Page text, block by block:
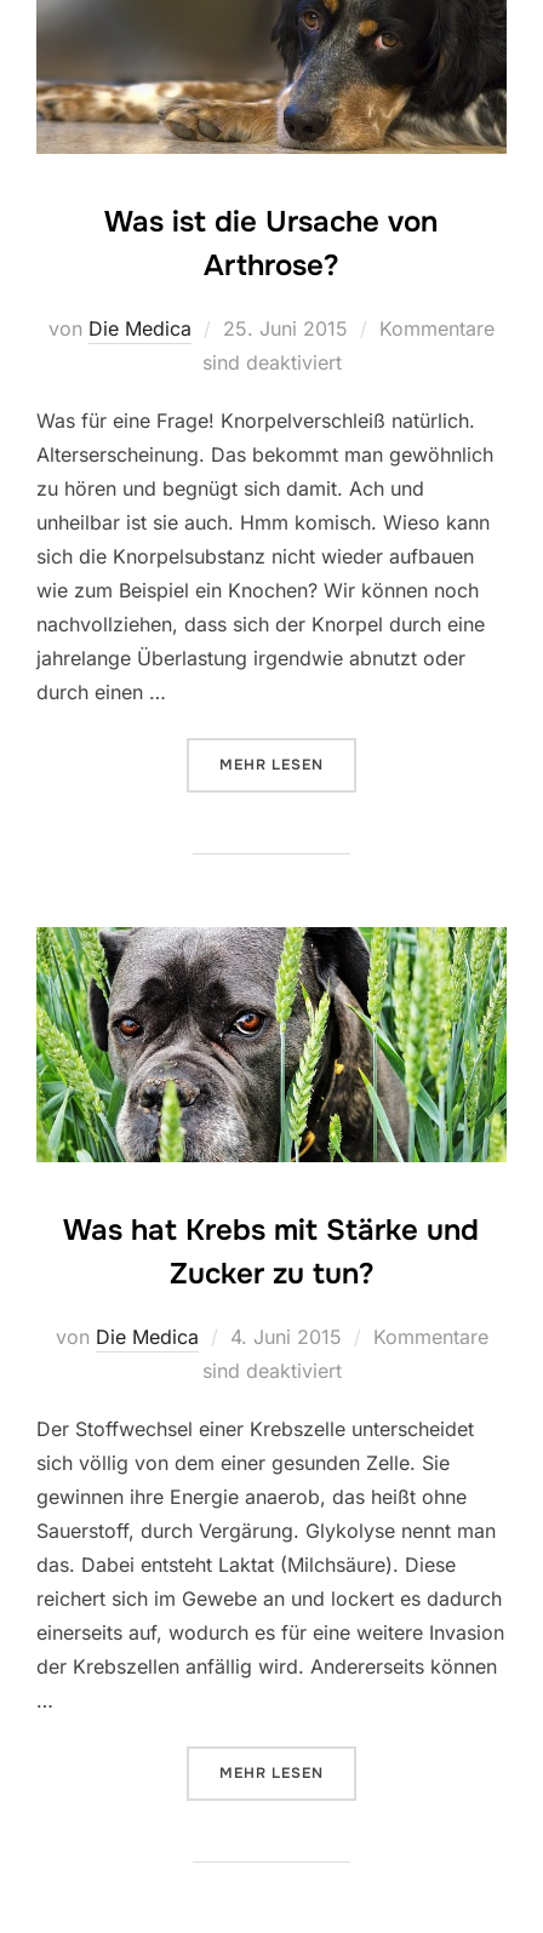
Was ist die Ursache von
Arthrose?
von Die Medica
Veröffentlicht
am
25. Juni 2015
Kommentare
sind deaktiviert
Was für eine Frage! Knorpelverschleiß natürlich.
Alterserscheinung. Das bekommt man gewöhnlich
zu hören und begnügt sich damit. Ach und
unheilbar ist sie auch. Hmm komisch. Wieso kann
sich die Knorpelsubstanz nicht wieder aufbauen
wie zum Beispiel ein Knochen? Wir können noch
nachvollziehen, dass sich der Knorpel durch eine
jahrelange Überlastung irgendwie abnutzt oder
durch einen …
MEHR ÜBER „WAS IST DIE URSACHE
LESEN
Was hat Krebs mit Stärke und
Zucker zu tun?
von Die Medica
Veröffentlicht
am
4. Juni 2015
Kommentare
sind deaktiviert
Der Stoffwechsel einer Krebszelle unterscheidet
sich völlig von dem einer gesunden Zelle. Sie
gewinnen ihre Energie anaerob, das heißt ohne
Sauerstoff, durch Vergärung. Glykolyse nennt man
das. Dabei entsteht Laktat (Milchsäure). Diese
reichert sich im Gewebe an und lockert es dadurch
einerseits auf, wodurch es für eine weitere Invasion
der Krebszellen anfällig wird. Andererseits können
…
MEHR ÜBER „WAS HAT KREBS MIT
LESEN